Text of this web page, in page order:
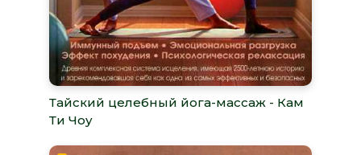
Тайский целебный йога-массаж - Кам
Ти Чоу